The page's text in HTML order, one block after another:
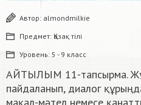
Автор: almondmilkie
Предмет: Қазақ тiлi
Уровень: 5 - 9 класс
АЙТЫЛЫМ 11-тапсырма.
пайдаланып, диалог